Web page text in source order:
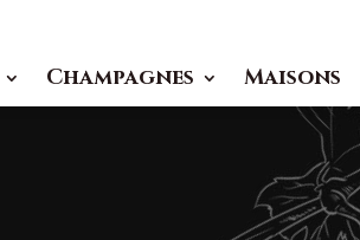
Champagnes Maisons